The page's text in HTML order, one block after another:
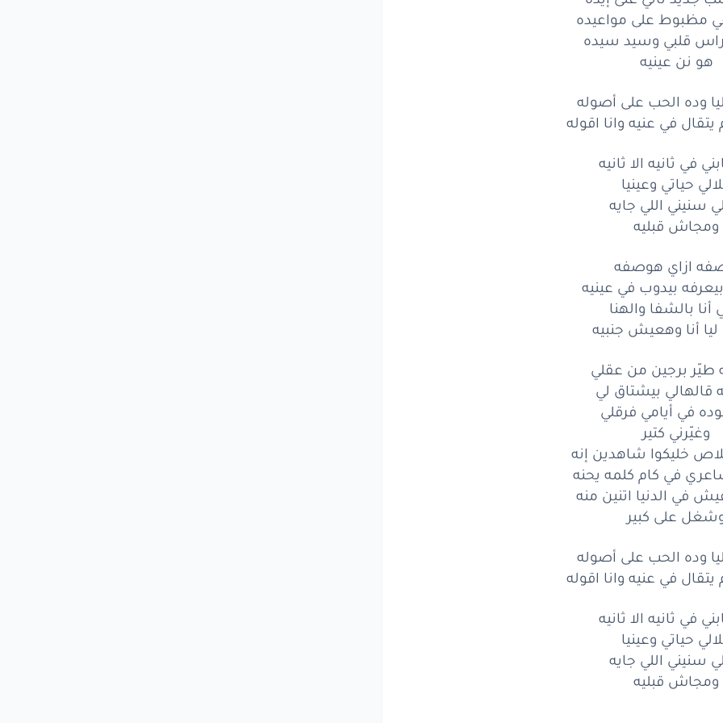
ودهالحب علىأصوله
في عنيه
في ثانيه الاثانيه
حياتيوعينيا
سنينياللي جايه
قبليه
في ثانيه
حياتيوعينيا
سنينياللي جايه
قبليه
ازايهوصفه
بيدوبفي عينيه
بالشفاوالهنا
أنا وهعيش جنبيه
برجينمن عقلي
بيشتاقلي
في أياميفرقلي
كتير
خليكواشاهدين
مظبوط على مواعيده
قلبي وسيد سيده
هو نن عينيه
وده الحب على أصوله
يتقال في عنيه وانا اقوله
في ثانيه الا ثانيه
حياتي وعينيا
سنيني اللي جايه
ومجاش قبليه
ازاي هوصفه
بيدوب في عينيه
أنا بالشفا والهنا
أنا وهعيش جنبيه
طيّر برجين من عقلي
قالهالي بيشتاق لي
في أيامي فرقلي
وغيّرني كتير
خليكوا شاهدين إنه
في كام كلمه يحنه
في الدنيا اتنين منه
على كبير
وده الحب على أصوله
يتقال في عنيه وانا اقوله
في ثانيه الا ثانيه
حياتي وعينيا
سنيني اللي جايه
ومجاش قبليه